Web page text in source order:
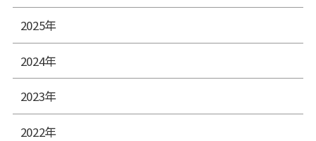
2025年
2024年
2023年
2022年